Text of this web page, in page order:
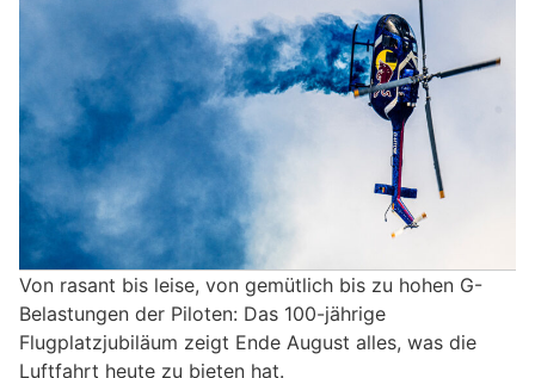
Von rasant bis leise, von gemütlich bis zu hohen G-
Belastungen der Piloten: Das 100-jährige
Flugplatzjubiläum zeigt Ende August alles, was die
Luftfahrt heute zu bieten hat.